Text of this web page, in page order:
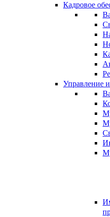
Кадровое
Управление